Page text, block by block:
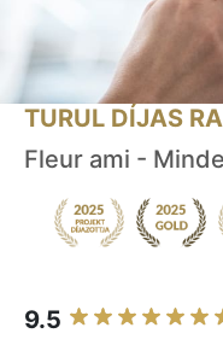
TURUL DÍJAS
Fleur ami -
9.5